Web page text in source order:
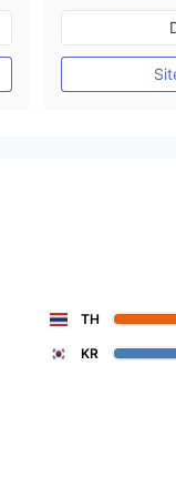
Market
Etiquette
TH
KR